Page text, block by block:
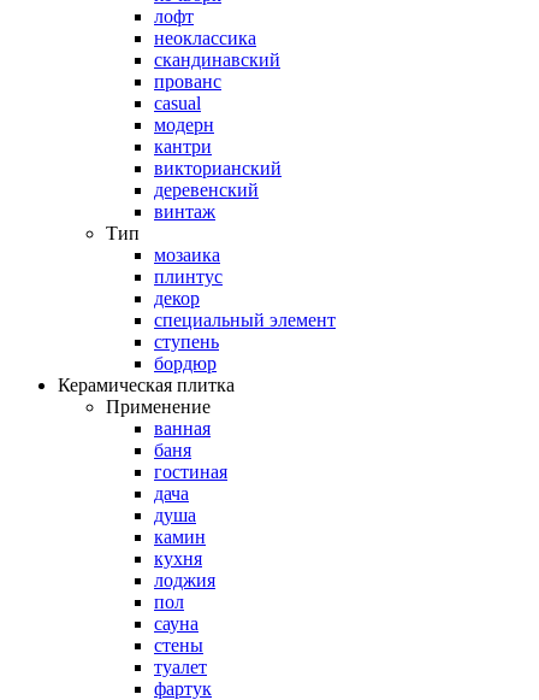
лофт
неоклассика
скандинавский
прованс
casual
модерн
кантри
викторианский
деревенский
винтаж
Тип
мозаика
плинтус
декор
специальный элемент
ступень
бордюр
Керамическая плитка
Применение
ванная
баня
гостиная
дача
душа
камин
кухня
лоджия
пол
сауна
стены
туалет
фартук